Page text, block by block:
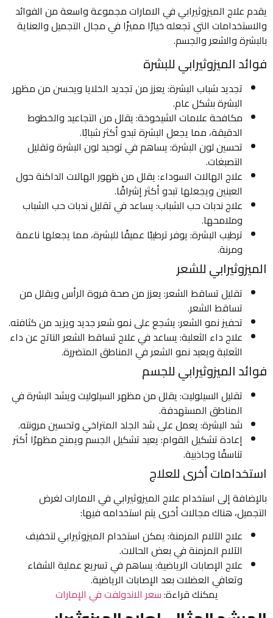
يقدم علاج الميزوثيرابي في الامارات مجموعة واسعة من الفوائد
والاستخدامات التي تجعله خيارًا مميزًا في مجال التجميل والعناية
بالبشرة والشعر والجسم.
فوائد الميزوثيرابي للبشرة
تجديد شباب البشرة: يعزز من تجديد الخلايا ويحسن من مظهر
البشرة بشكل عام.
مكافحة علامات الشيخوخة: يقلل من التجاعيد والخطوط
الدقيقة، مما يجعل البشرة تبدو أكثر شبابًا.
تحسين لون البشرة: يساهم في توحيد لون البشرة وتقليل
التصبغات.
علاج الهالات السوداء: يقلل من ظهور الهالات الداكنة حول
العينين ويجعلها تبدو أكثر إشراقًا.
علاج ندبات حب الشباب: يساعد في تقليل ندبات حب الشباب
وملامحها.
ترطيب البشرة: يوفر ترطيبًا عميقًا للبشرة، مما يجعلها ناعمة
ومرنة.
الميزوثيرابي للشعر
تقليل تساقط الشعر: يعزز من صحة فروة الرأس ويقلل من
تساقط الشعر.
تحفيز نمو الشعر: يشجع على نمو شعر جديد ويزيد من كثافته.
علاج داء الثعلبة: يساعد في علاج تساقط الشعر الناتج عن داء
الثعلبة ويعيد نمو الشعر في المناطق المتضررة.
فوائد الميزوثيرابي للجسم
تقليل السيلوليت: يقلل من مظهر السيلوليت ويشد البشرة في
المناطق المستهدفة.
شد البشرة: يعمل على شد الجلد المتراخي وتحسين مرونته.
إعادة تشكيل القوام: يعيد تشكيل الجسم ويمنح مظهرًا أكثر
تناسقًا وجاذبية.
استخدامات أخرى للعلاج
بالإضافة إلى استخدام علاج الميزوثيرابي في الامارات لغرض
التجميل، هناك مجالات أخرى يتم استخدامه فيها:
علاج الآلام المزمنة: يمكن استخدام الميزوثيرابي لتخفيف
الآلام المزمنة في بعض الحالات.
علاج الإصابات الرياضية: يساهم في تسريع عملية الشفاء
وتعافي العضلات بعد الإصابات الرياضية.
يمكنك قراءة:سعر الاندولفت في الإمارات